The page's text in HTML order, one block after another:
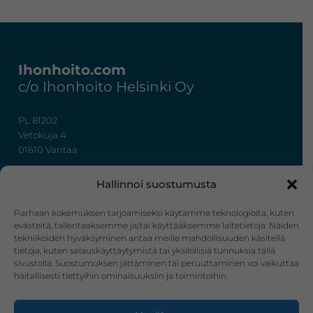
Hallinnoi suostumusta
Parhaan kokemuksen tarjoamiseksi käytämme teknologioita, kuten
evästeitä, tallentaaksemme ja/tai käyttääksemme laitetietoja. Näiden
tekniikoiden hyväksyminen antaa meille mahdollisuuden käsitellä
tietoja, kuten selauskäyttäytymistä tai yksilöllisiä tunnuksia tällä
sivustolla. Suostumuksen jättäminen tai peruuttaminen voi vaikuttaa
haitallisesti tiettyihin ominaisuuksiin ja toimintoihin.
Ihonhoito.com
c/o Ihonhoito Helsinki Oy
PL 81202
Vetokuja 4
01610 Vantaa
info@ihonhoito.com
Facebook Instagram
Verkkokauppa